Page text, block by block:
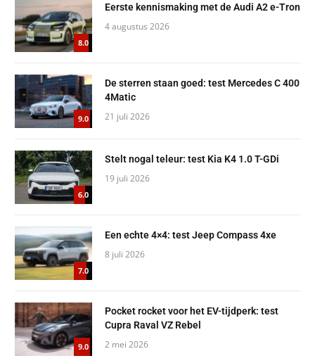
8.0
Eerste kennismaking met de Audi A2 e-Tron
4 augustus 2026
9.0
De sterren staan goed: test Mercedes C 400
4Matic
21 juli 2026
6.0
Stelt nogal teleur: test Kia K4 1.0 T-GDi
19 juli 2026
7.0
Een echte 4×4: test Jeep Compass 4xe
8 juli 2026
9.0
Pocket rocket voor het EV-tijdperk: test
Cupra Raval VZ Rebel
2 mei 2026